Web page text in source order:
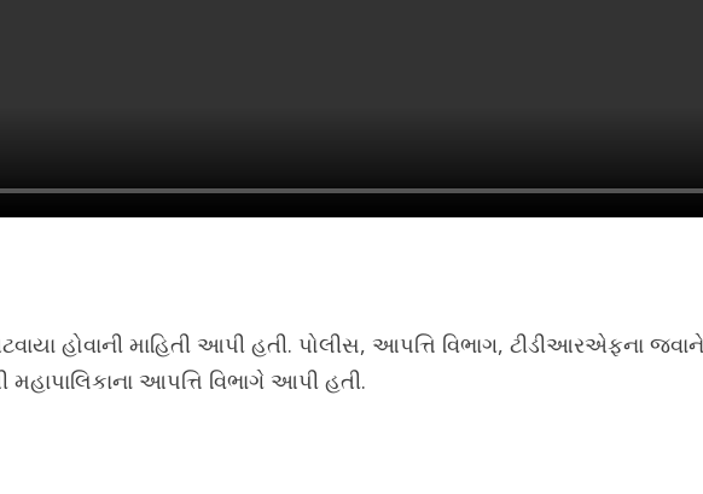
હોવાની માહિતી આપી હતી. પોલીસ, આપત્તિ વિભાગ, ટીડીઆરએફના
આપત્તિ વિભાગે આપી હતી.